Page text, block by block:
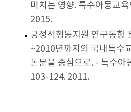
미치는 영향. 특수아동교
2015.
긍정적행동지원 연구동향
~2010년까지의 국내특수
논문을 중심으로. - 특수아
103-124. 2011.